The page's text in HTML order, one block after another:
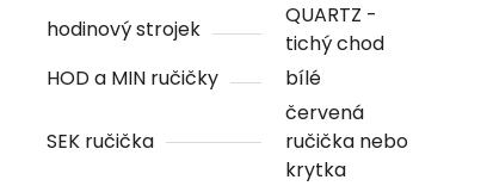
hodinový strojek
QUARTZ -
tichý chod
HOD a MIN ručičky
bílé
SEK ručička
červená
ručička nebo
krytka